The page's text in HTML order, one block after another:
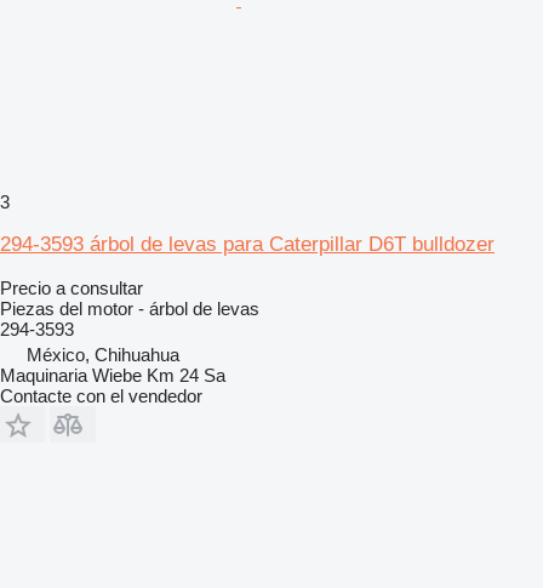
3
294-3593 árbol de levas para Caterpillar D6T bulldozer
Precio a consultar
Piezas del motor - árbol de levas
294-3593
México, Chihuahua
Maquinaria Wiebe Km 24 Sa
Contacte con el vendedor